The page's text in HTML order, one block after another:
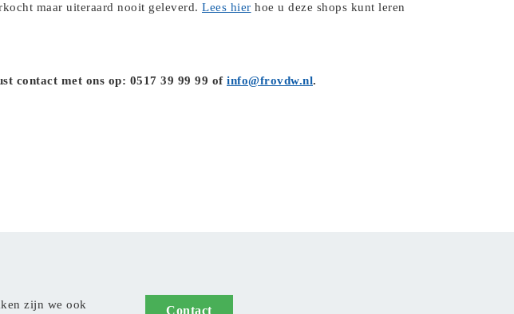
maar uiteraard nooit geleverd. Lees hier hoe u deze shops kunt leren
contact met ons op: 0517 39 99 99 of info@frovdw.nl.
zijn we ook Contact